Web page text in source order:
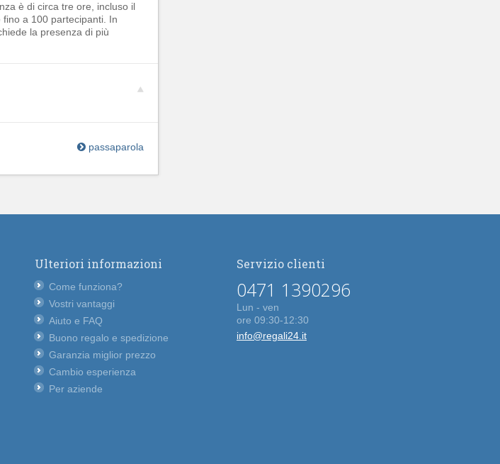
è di circa tre ore, incluso il
a 100 partecipanti. In
la presenza di più
passaparola
Ulteriori informazioni
Come funziona?
Vostri vantaggi
Aiuto e FAQ
Buono regalo e spedizione
Garanzia miglior prezzo
Cambio esperienza
Per aziende
Servizio clienti
0471 1390296
Lun - ven
ore 09:30-12:30
info@regali24.it